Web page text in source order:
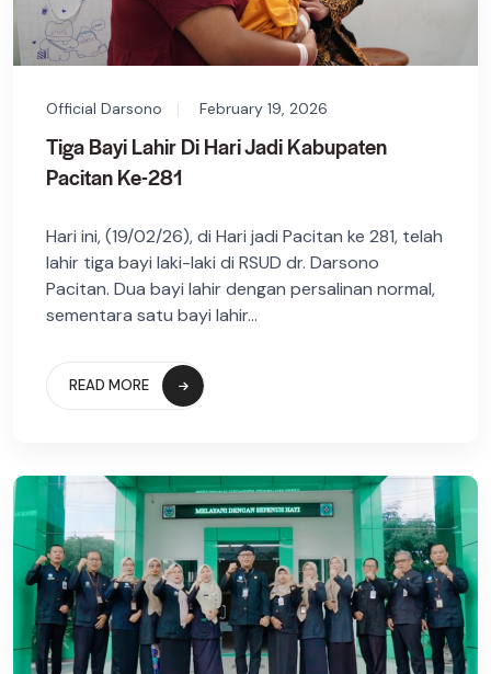
Official Darsono February 19, 2026
Tiga Bayi Lahir Di Hari Jadi Kabupaten
Pacitan Ke-281
Hari ini, (19/02/26), di Hari jadi Pacitan ke 281, telah
lahir tiga bayi laki-laki di RSUD dr. Darsono
Pacitan. Dua bayi lahir dengan persalinan normal,
sementara satu bayi lahir...
READ MORE